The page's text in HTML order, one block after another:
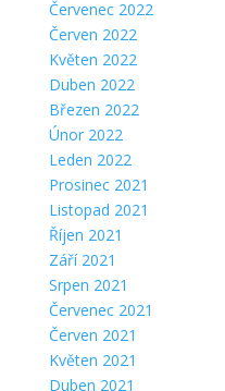
Červenec 2022
Červen 2022
Květen 2022
Duben 2022
Březen 2022
Únor 2022
Leden 2022
Prosinec 2021
Listopad 2021
Říjen 2021
Září 2021
Srpen 2021
Červenec 2021
Červen 2021
Květen 2021
Duben 2021